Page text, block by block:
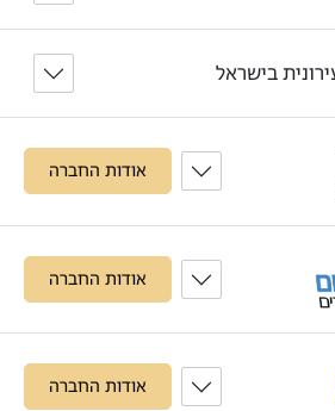
בישראל
אודות החברה
אודות החברה
אודות החברה